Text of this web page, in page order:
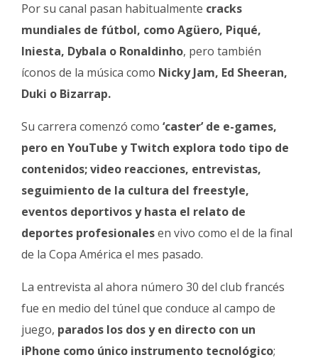
Por su canal pasan habitualmente cracks
mundiales de fútbol, como Agüero, Piqué,
Iniesta, Dybala o Ronaldinho, pero también
íconos de la música como Nicky Jam, Ed Sheeran,
Duki o Bizarrap.
Su carrera comenzó como ‘caster’ de e-games,
pero en YouTube y Twitch explora todo tipo de
contenidos; video reacciones, entrevistas,
seguimiento de la cultura del freestyle,
eventos deportivos y hasta el relato de
deportes profesionalesen vivo como el de la final
de la Copa América el mes pasado.
La entrevista al ahora número 30 del club francés
fue en medio del túnel que conduce al campo de
juego, parados los dos y en directo con un
iPhone como único instrumento tecnológico;